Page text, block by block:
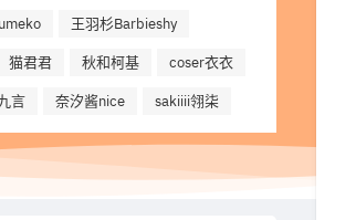
王羽杉Barbieshy
猫君君 秋和柯基 coser衣衣
言 奈汐酱nice sakiiii翎柒